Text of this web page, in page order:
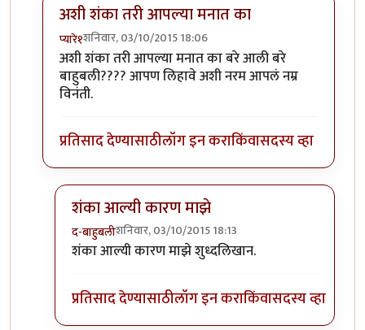
अशी शंका तरी आपल्या मनात का
प्यारे१शनिवार, 03/10/2015 18:06
In reply toअवश्य लिखाण केल्या जाइल. पण
अशी शंका तरी आपल्या मनात का बरे आली बरे
बाहुबली???? आपण लिहावे अशी नरम आपलं नम्र
विनंती.
प्रतिसाद देण्यासाठीलॉग इन कराकिंवासदस्य व्हा
शंका आल्यी कारण माझे
द-बाहुबलीशनिवार, 03/10/2015 18:13
In reply toअशी शंका तरी आपल्या मनात का
शंका आल्यी कारण माझे शुध्दलिखान.
प्रतिसाद देण्यासाठीलॉग इन कराकिंवासदस्य व्हा